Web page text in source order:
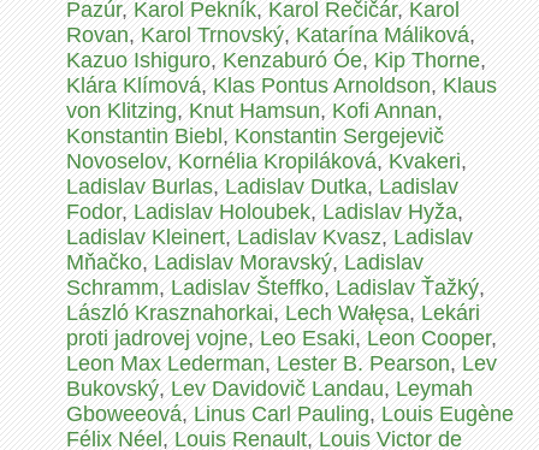
Pazúr,Karol Pekník,Karol Rečičár,Karol
Rovan,Karol Trnovský,Katarína Máliková,
Kazuo Ishiguro,Kenzaburó Óe,Kip Thorne,
Klára Klímová,Klas Pontus Arnoldson,Klaus
von Klitzing,Knut Hamsun,Kofi Annan,
Konstantin Biebl,Konstantin Sergejevič
Novoselov,Kornélia Kropiláková,Kvakeri,
Ladislav Burlas,Ladislav Dutka,Ladislav
Fodor,Ladislav Holoubek,Ladislav Hyža,
Ladislav Kleinert,Ladislav Kvasz,Ladislav
Mňačko,Ladislav Moravský,Ladislav
Schramm,Ladislav Šteffko,Ladislav Ťažký,
László Krasznahorkai,Lech Wałęsa,Lekári
proti jadrovej vojne,Leo Esaki,Leon Cooper,
Leon Max Lederman,Lester B. Pearson,Lev
Bukovský,Lev Davidovič Landau,Leymah
Gboweeová,Linus Carl Pauling,Louis Eugène
Félix Néel,Louis Renault,Louis Victor de